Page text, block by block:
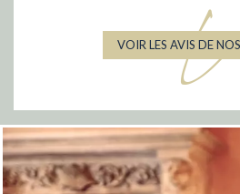
V
VOIR LES AVIS DE